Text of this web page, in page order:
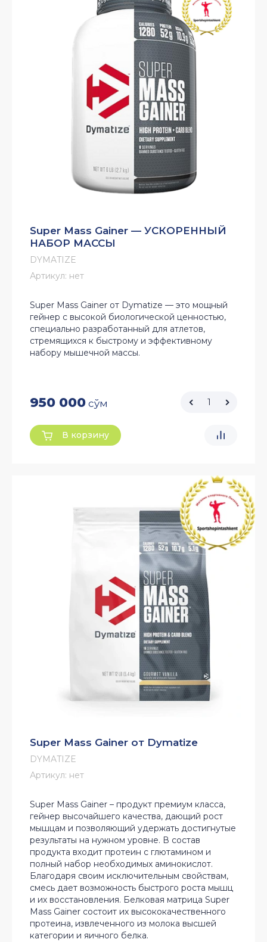
Super Mass Gainer — УСКОРЕННЫЙ
НАБОР МАССЫ
DYMATIZE
Артикул: нет
Super Mass Gainer от Dymatize — это мощный
гейнер с высокой биологической ценностью,
специально разработанный для атлетов,
стремящихся к быстрому и эффективному
набору мышечной массы.
950 000 сўм
В корзину
Super Mass Gainer от Dymatize
DYMATIZE
Артикул: нет
Super Mass Gainer – продукт премиум класса,
гейнер высочайшего качества, дающий рост
мышцам и позволяющий удержать достигнутые
результаты на нужном уровне. В состав
продукта входит протеин с глютамином и
полный набор необходимых аминокислот.
Благодаря своим исключительным свойствам,
смесь дает возможность быстрого роста мышц
и их восстановления. Белковая матрица Super
Mass Gainer состоит их высококачественного
протеина, извлеченного из молока высшей
категории и яичного белка.